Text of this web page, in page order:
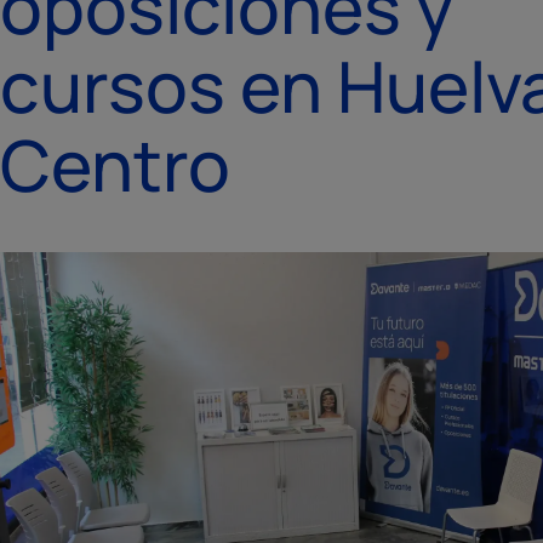
cursos en
Centro